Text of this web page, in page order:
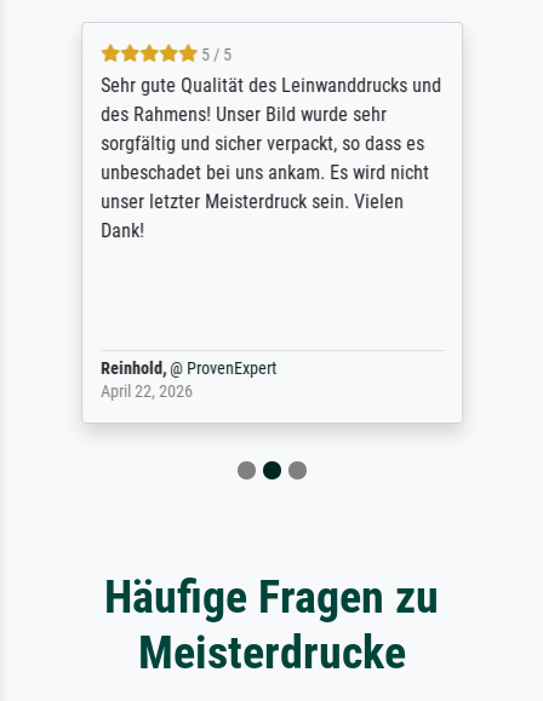
5 / 5
Sehr gute Qualität des Leinwanddrucks und
des Rahmens! Unser Bild wurde sehr
sorgfältig und sicher verpackt, so dass es
unbeschadet bei uns ankam. Es wird nicht
unser letzter Meisterdruck sein. Vielen
Dank!
Reinhold,@ ProvenExpert
April 22, 2026
Häufige Fragen zu
Meisterdrucke